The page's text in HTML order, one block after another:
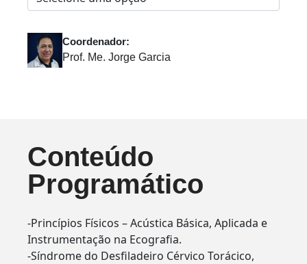
Coordenador:
Prof. Me. Jorge Garcia
Conteúdo
Programático
-Princípios Físicos – Acústica Básica, Aplicada e
Instrumentação na Ecografia.
-Síndrome do Desfiladeiro Cérvico Torácico,